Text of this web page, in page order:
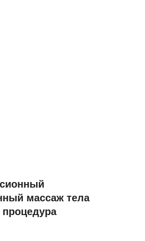
массаж тела
процедура